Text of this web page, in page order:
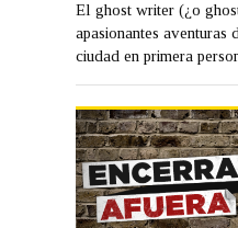
El ghost writer (¿o
apasionantes
ciudad en primera